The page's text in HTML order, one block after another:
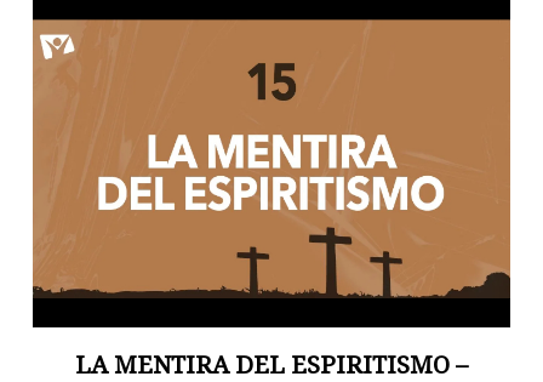
LA MENTIRA DEL ESPIRITISMO –